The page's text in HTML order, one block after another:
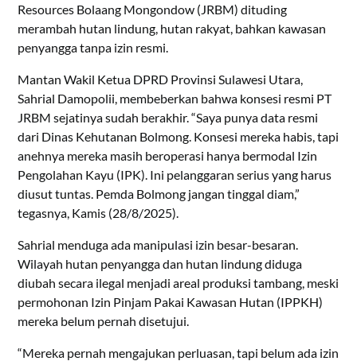
Resources Bolaang Mongondow (JRBM) dituding
merambah hutan lindung, hutan rakyat, bahkan kawasan
penyangga tanpa izin resmi.
Mantan Wakil Ketua DPRD Provinsi Sulawesi Utara,
Sahrial Damopolii, membeberkan bahwa konsesi resmi PT
JRBM sejatinya sudah berakhir. “Saya punya data resmi
dari Dinas Kehutanan Bolmong. Konsesi mereka habis, tapi
anehnya mereka masih beroperasi hanya bermodal Izin
Pengolahan Kayu (IPK). Ini pelanggaran serius yang harus
diusut tuntas. Pemda Bolmong jangan tinggal diam,”
tegasnya, Kamis (28/8/2025).
Sahrial menduga ada manipulasi izin besar-besaran.
Wilayah hutan penyangga dan hutan lindung diduga
diubah secara ilegal menjadi areal produksi tambang, meski
permohonan Izin Pinjam Pakai Kawasan Hutan (IPPKH)
mereka belum pernah disetujui.
“Mereka pernah mengajukan perluasan, tapi belum ada izin